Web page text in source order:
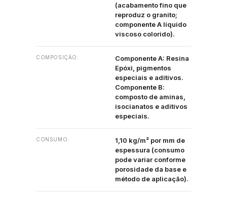
(acabamento fino que
reproduz o granito;
componente A líquido
viscoso colorido).
COMPOSIÇÃO:
Componente A: Resina
Epóxi, pigmentos
especiais e aditivos.
Componente B:
composto de aminas,
isocianatos e aditivos
especiais.
CONSUMO:
1,10 kg/m² por mm de
espessura (consumo
pode variar conforme
porosidade da base e
método de aplicação).